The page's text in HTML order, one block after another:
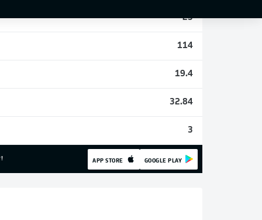
23
114
19.4
32.84
3
APP STORE GOOGLE PLAY